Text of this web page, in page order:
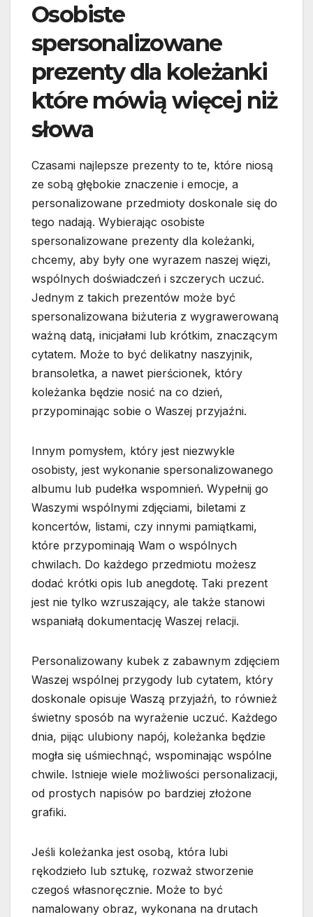
Osobiste
spersonalizowane
prezenty dla koleżanki
które mówią więcej niż
słowa
Czasami najlepsze prezenty to te, które niosą
ze sobą głębokie znaczenie i emocje, a
personalizowane przedmioty doskonale się do
tego nadają. Wybierając osobiste
spersonalizowane prezenty dla koleżanki,
chcemy, aby były one wyrazem naszej więzi,
wspólnych doświadczeń i szczerych uczuć.
Jednym z takich prezentów może być
spersonalizowana biżuteria z wygrawerowaną
ważną datą, inicjałami lub krótkim, znaczącym
cytatem. Może to być delikatny naszyjnik,
bransoletka, a nawet pierścionek, który
koleżanka będzie nosić na co dzień,
przypominając sobie o Waszej przyjaźni.
Innym pomysłem, który jest niezwykle
osobisty, jest wykonanie spersonalizowanego
albumu lub pudełka wspomnień. Wypełnij go
Waszymi wspólnymi zdjęciami, biletami z
koncertów, listami, czy innymi pamiątkami,
które przypominają Wam o wspólnych
chwilach. Do każdego przedmiotu możesz
dodać krótki opis lub anegdotę. Taki prezent
jest nie tylko wzruszający, ale także stanowi
wspaniałą dokumentację Waszej relacji.
Personalizowany kubek z zabawnym zdjęciem
Waszej wspólnej przygody lub cytatem, który
doskonale opisuje Waszą przyjaźń, to również
świetny sposób na wyrażenie uczuć. Każdego
dnia, pijąc ulubiony napój, koleżanka będzie
mogła się uśmiechnąć, wspominając wspólne
chwile. Istnieje wiele możliwości personalizacji,
od prostych napisów po bardziej złożone
grafiki.
Jeśli koleżanka jest osobą, która lubi
rękodzieło lub sztukę, rozważ stworzenie
czegoś własnoręcznie. Może to być
namalowany obraz, wykonana na drutach